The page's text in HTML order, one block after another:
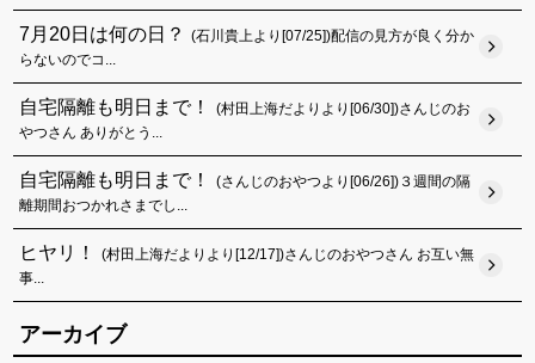
7月20日は何の日？
(石川貴上より[07/25])配信の見方が良く分か
らないのでコ...
自宅隔離も明日まで！
(村田上海だよりより[06/30])さんじのお
やつさん ありがとう...
自宅隔離も明日まで！
(さんじのおやつより[06/26])３週間の隔
離期間おつかれさまでし...
ヒヤリ！
(村田上海だよりより[12/17])さんじのおやつさん お互い無
事...
アーカイブ